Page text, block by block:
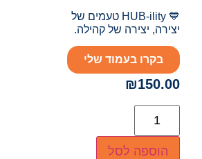
💙 HUB-ility טעמים של
יצירה, יצירה של קהילה.
בקרו בעמוד שלי
₪150.00
הוספה לסל